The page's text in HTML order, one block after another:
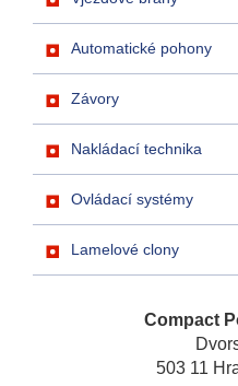
Automatické pohony
Závory
Nakládací technika
Ovládací systémy
Lamelové clony
Compact
503 11